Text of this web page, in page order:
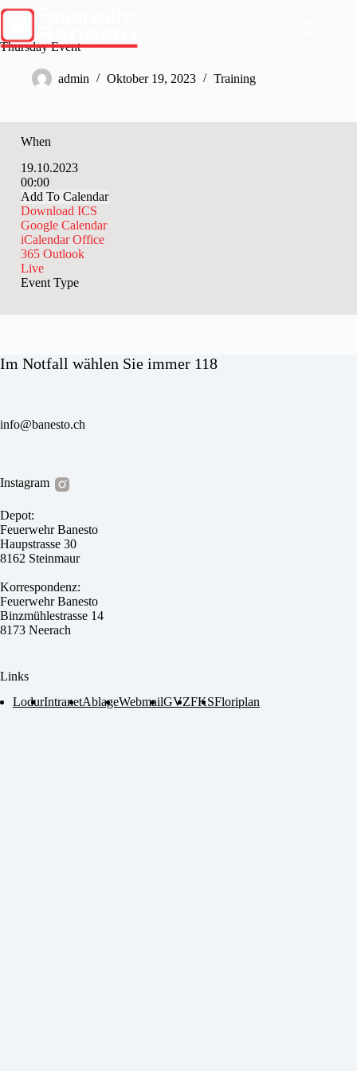
Skip
content
Thursday Event
admin Oktober 19, 2023 Training
When
19.10.2023
00:00
Add To Calendar
Download ICS
Google Calendar
iCalendar Office
365 Outlook
Live
Event Type
Im Notfall wählen Sie immer 118
info@banesto.ch
Instagram
Depot:
Feuerwehr Banesto
Haupstrasse 30
8162 Steinmaur
Korrespondenz:
Feuerwehr Banesto
Binzmühlestrasse 14
8173 Neerach
Links
LodurIntranetAblageWebmailGVZFKSFloriplan